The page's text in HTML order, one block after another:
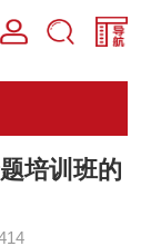
培训班的